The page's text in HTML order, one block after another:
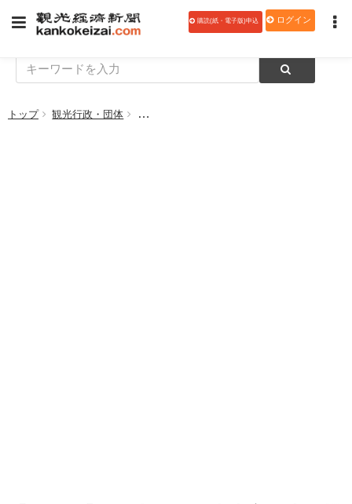
購読(紙・電子版)申込 ログイン
トップ 観光行政・団体 【データ】1軒当たり総売上高、大規模施設